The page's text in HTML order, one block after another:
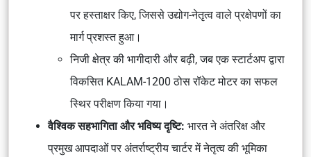
पर हस्ताक्षर किए, जिससे उद्योग-नेतृत्व वाले प्रक्षेपणों का
मार्ग प्रशस्त हुआ।
निजी क्षेत्र की भागीदारी और बढ़ी, जब एक स्टार्टअप द्वारा
विकसित KALAM-1200 ठोस रॉकेट मोटर का सफल
स्थिर परीक्षण किया गया।
वैश्विक सहभागिता और भविष्य दृष्टि: भारत नेअंतरिक्ष और
प्रमुख आपदाओं पर अंतर्राष्ट्रीय चार्टरमें नेतृत्व की भूमिका